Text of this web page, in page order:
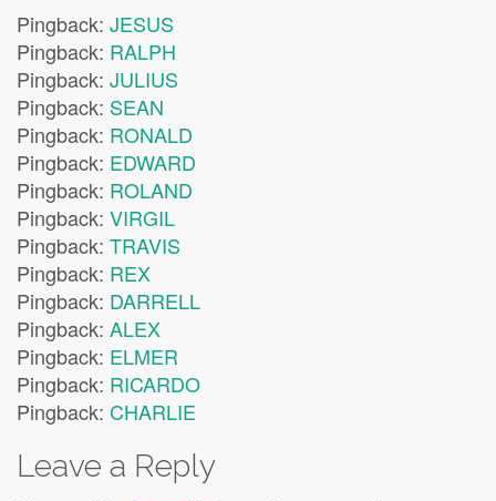
Pingback: JESUS
Pingback: RALPH
Pingback: JULIUS
Pingback: SEAN
Pingback: RONALD
Pingback: EDWARD
Pingback: ROLAND
Pingback: VIRGIL
Pingback: TRAVIS
Pingback: REX
Pingback: DARRELL
Pingback: ALEX
Pingback: ELMER
Pingback: RICARDO
Pingback: CHARLIE
Leave a Reply